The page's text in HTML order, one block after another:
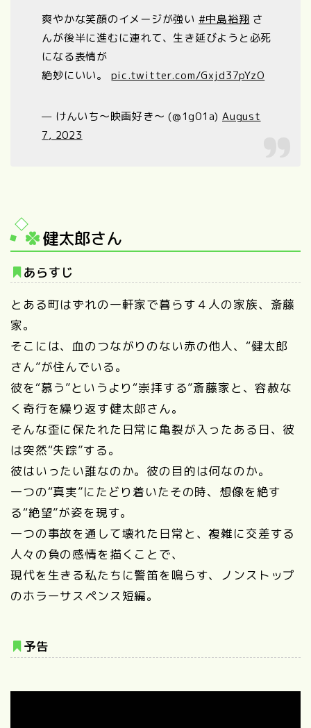
爽やかな笑顔のイメージが強い #中島裕翔 さ
んが後半に進むに連れて、生き延びようと必死
になる表情が
絶妙にいい。 pic.twitter.com/Gxjd37pYzO
— けんいち〜映画好き〜 (@1g01a) August
7, 2023
健太郎さん
あらすじ
とある町はずれの一軒家で暮らす４人の家族、斎藤
家。
そこには、血のつながりのない赤の他人、“健太郎
さん”が住んでいる。
彼を“慕う”というより“崇拝する”斎藤家と、容赦な
く奇行を繰り返す健太郎さん。
そんな歪に保たれた日常に亀裂が入ったある日、彼
は突然“失踪”する。
彼はいったい誰なのか。彼の目的は何なのか。
一つの“真実”にたどり着いたその時、想像を絶す
る“絶望”が姿を現す。
一つの事故を通して壊れた日常と、複雑に交差する
人々の負の感情を描くことで、
現代を生きる私たちに警笛を鳴らす、ノンストップ
のホラーサスペンス短編。
予告